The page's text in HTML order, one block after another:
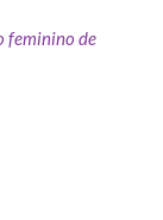
feminino de